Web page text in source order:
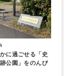
に過ごせる「史
公園」をのんび